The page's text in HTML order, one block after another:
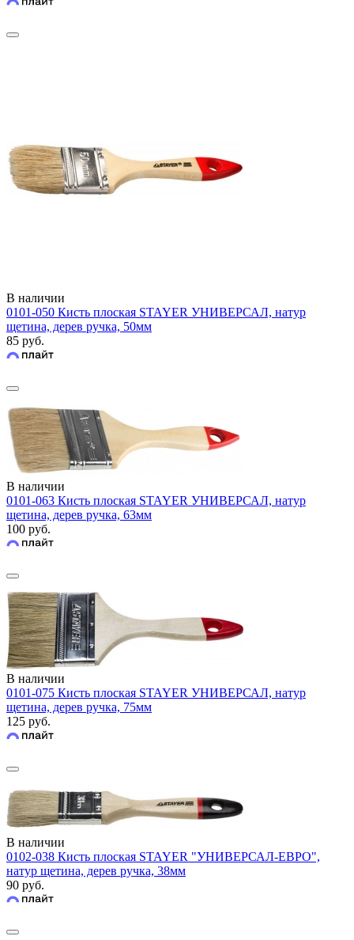
В наличии
0101-050 Кисть плоская STAYER УНИВЕРСАЛ, натур
щетина, дерев ручка, 50мм
85 руб.
В наличии
0101-063 Кисть плоская STAYER УНИВЕРСАЛ, натур
щетина, дерев ручка, 63мм
100 руб.
В наличии
0101-075 Кисть плоская STAYER УНИВЕРСАЛ, натур
щетина, дерев ручка, 75мм
125 руб.
В наличии
0102-038 Кисть плоская STAYER "УНИВЕРСАЛ-ЕВРО",
натур щетина, дерев ручка, 38мм
90 руб.